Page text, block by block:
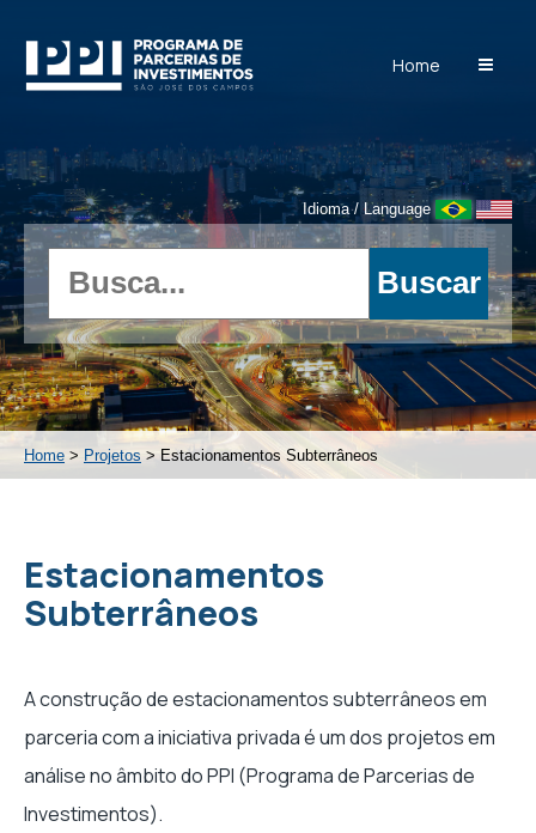
Home
Idioma / Language
Home > Projetos > Estacionamentos Subterrâneos
Estacionamentos
Subterrâneos
A construção de estacionamentos subterrâneos em
parceria com a iniciativa privada é um dos projetos em
análise no âmbito do PPI (Programa de Parcerias de
Investimentos).